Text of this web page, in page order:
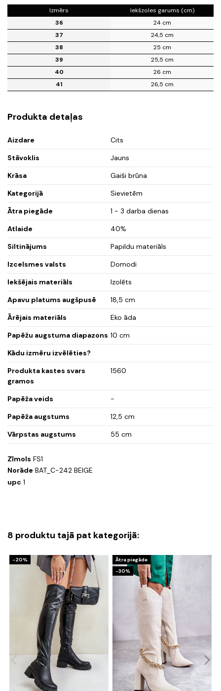
Izmērs
Iekšzoles garums (cm)
36
24 cm
37
24,5 cm
38
25 cm
39
25,5 cm
40
26 cm
41
26,5 cm
Produkta detaļas
Aizdare
Cits
Stāvoklis
Jauns
Krāsa
Gaiši brūna
Kategorijā
Sievietēm
Ātra piegāde
1 - 3 darba dienas
Atlaide
40%
Siltinājums
Papildu materiāls
Izcelsmes valsts
Domodi
Iekšējais materiāls
Izolēts
Apavu platums augšpusē
18,5 cm
Ārējais materiāls
Eko āda
Papēžu augstuma diapazons 10 cm
Kādu izmēru izvēlēties?
Produkta kastes svars
gramos
1560
Papēža veids
-
Papēža augstums
12,5 cm
Vārpstas augstums
55 cm
Zīmols FS1
Norāde BAT_C-242 BEIGE
upc 1
8 produktu tajā pat kategorijā:
-20%
Ātra piegāde
-30%